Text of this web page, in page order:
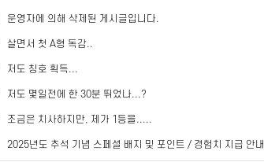
운영자에 의해 삭제된 게시글입니다.
살면서 첫 A형 독감..
저도 칭호 획득...
저도 몇일전에 한 30분 뛰었나...?
조금은 치사하지만, 제가 1등을.....
2025년도 추석 기념 스페셜 배지 및 포인트 / 경험치 지급 안내